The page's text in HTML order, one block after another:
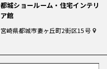
都城ショールーム・住宅インテリ
ア館
宮崎県都城市妻ヶ丘町2街区15号